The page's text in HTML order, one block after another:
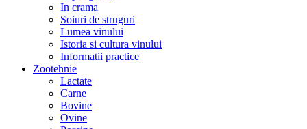
In crama
Soiuri de struguri
Lumea vinului
Istoria si cultura vinului
Informatii practice
Zootehnie
Lactate
Carne
Bovine
Ovine